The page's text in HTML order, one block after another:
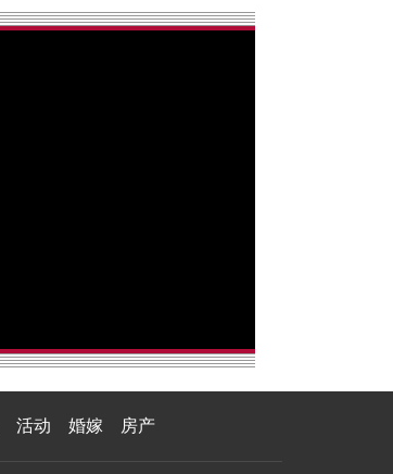
活动 婚嫁 房产